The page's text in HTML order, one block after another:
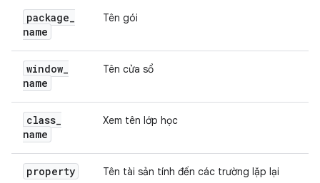
package_
name
Tên gói
window_
name
Tên cửa sổ
class_
name
Xem tên lớp học
property Tên tài sản tính đến các trường lặp lại